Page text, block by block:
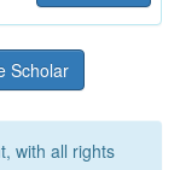
Scholar
with all rights